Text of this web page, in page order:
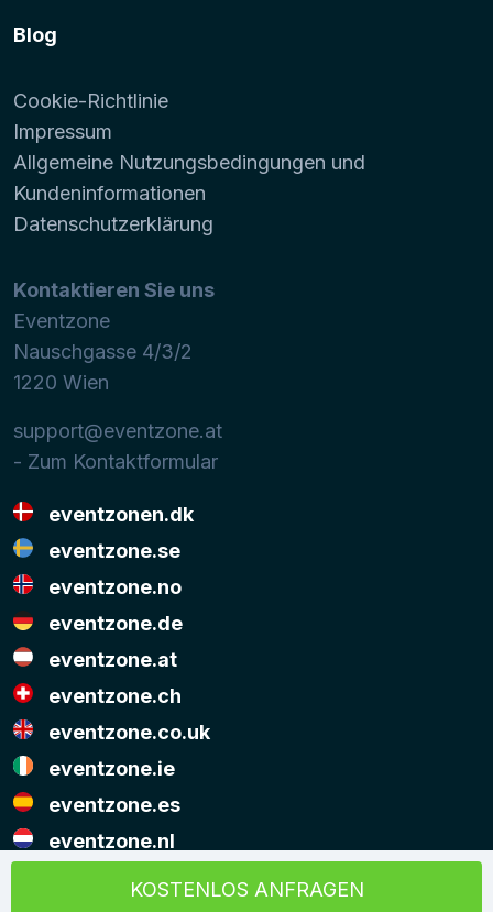
KOSTENLOS ANFRAGEN
Blog
Cookie-Richtlinie
Impressum
Allgemeine Nutzungsbedingungen und
Kundeninformationen
Datenschutzerklärung
Kontaktieren Sie uns
Eventzone
Nauschgasse 4/3/2
1220 Wien
support@eventzone.at
- Zum Kontaktformular
eventzonen.dk
eventzone.se
eventzone.no
eventzone.de
eventzone.at
eventzone.ch
eventzone.co.uk
eventzone.ie
eventzone.es
eventzone.nl
© Copyright Eventzone 2026